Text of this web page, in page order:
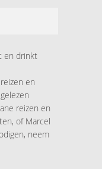
en drinkt
en
reizen en
of Marcel
neem